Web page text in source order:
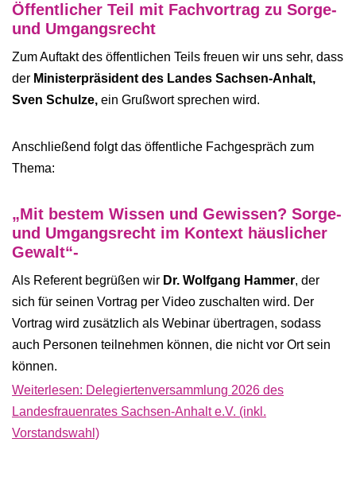
Öffentlicher Teil mit Fachvortrag zu Sorge-
und Umgangsrecht
Zum Auftakt des öffentlichen Teils freuen wir uns sehr, dass
der Ministerpräsident des Landes Sachsen-Anhalt,
Sven Schulze, ein Grußwort sprechen wird.
Anschließend folgt das öffentliche Fachgespräch zum
Thema:
„Mit bestem Wissen und Gewissen? Sorge-
und Umgangsrecht im Kontext häuslicher
Gewalt“-
Als Referent begrüßen wir Dr. Wolfgang Hammer, der
sich für seinen Vortrag per Video zuschalten wird. Der
Vortrag wird zusätzlich als Webinar übertragen, sodass
auch Personen teilnehmen können, die nicht vor Ort sein
können.
Weiterlesen: Delegiertenversammlung 2026 des
Landesfrauenrates Sachsen-Anhalt e.V. (inkl.
Vorstandswahl)